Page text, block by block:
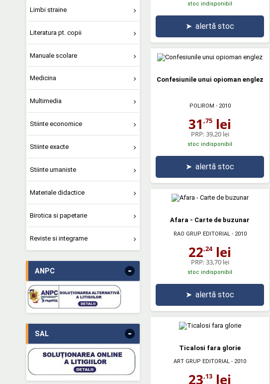
Limbi straine
Literatura pt. copii
Manuale scolare
Medicina
Multimedia
Stiinte economice
Stiinte exacte
Stiinte umaniste
Materiale didactice
Birotica si papetarie
Reviste si integrame
ANPC -
SAL -
stoc indisponibil
➤ alertă stoc
Confesiunile unui opioman englez
POLIROM - 2010
31 ,75 lei
PRP:39,20 lei
stoc indisponibil
➤ alertă stoc
Afara - Carte de buzunar
RAO GRUP EDITORIAL- 2010
22,24lei
PRP:33,70 lei
stoc indisponibil
➤ alertă stoc
Ticalosi fara glorie
ART GRUP EDITORIAL - 2010
23,13 lei